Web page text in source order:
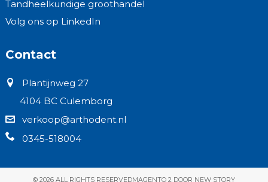
Tandheelkundige groothandel
Volg ons op LinkedIn
Contact
Plantijnweg 27
4104 BC Culemborg
verkoop@arthodent.nl
0345-518004
© 2026 ALL RIGHTS RESERVEDMAGENTO 2 DOOR NEW STORY